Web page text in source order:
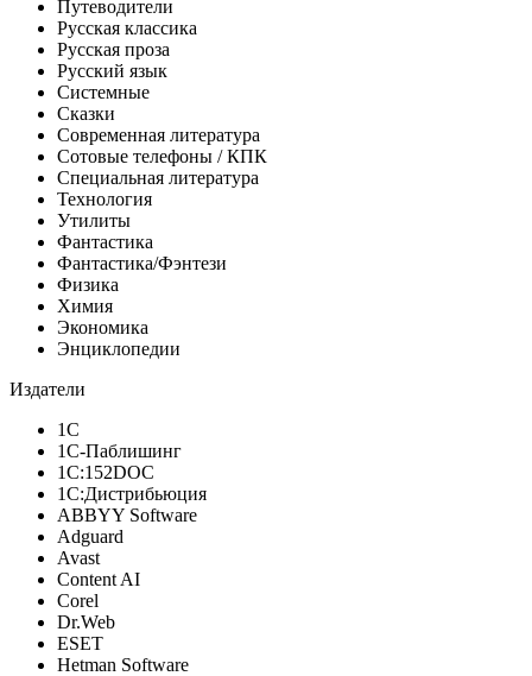
Путеводители
Русская классика
Русская проза
Русский язык
Системные
Сказки
Современная литература
Сотовые телефоны / КПК
Специальная литература
Технология
Утилиты
Фантастика
Фантастика/Фэнтези
Физика
Химия
Экономика
Энциклопедии
Издатели
1С
1С-Паблишинг
1С:152DOC
1С:Дистрибьюция
ABBYY Software
Adguard
Avast
Content AI
Corel
Dr.Web
ESET
Hetman Software